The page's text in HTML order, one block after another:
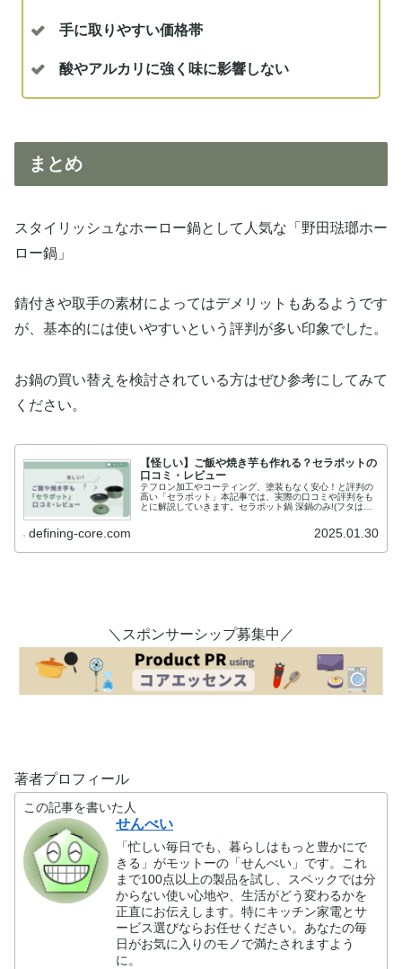
手に取りやすい価格帯
酸やアルカリに強く味に影響しない
まとめ
スタイリッシュなホーロー鍋として人気な「野田琺瑯ホー
ロー鍋」
錆付きや取手の素材によってはデメリットもあるようです
が、基本的には使いやすいという評判が多い印象でした。
お鍋の買い替えを検討されている方はぜひ参考にしてみて
ください。
【怪しい】ご飯や焼き芋も作れる？セラポットの
口コミ・レビュー
テフロン加工やコーティング、塗装もなく安心！と評判の
高い「セラポット」本記事では、実際の口コミや評判をも
とに解説していきます。セラポット鍋 深鍋のみ!(フタは別
defining-core.com 2025.01.30
＼スポンサーシップ募集中／
著者プロフィール
この記事を書いた人
せんべい
「忙しい毎日でも、暮らしはもっと豊かにで
きる」がモットーの「せんべい」です。これ
まで100点以上の製品を試し、スペックでは分
からない使い心地や、生活がどう変わるかを
正直にお伝えします。特にキッチン家電とサ
ービス選びならお任せください。あなたの毎
日がお気に入りのモノで満たされますよう
に。